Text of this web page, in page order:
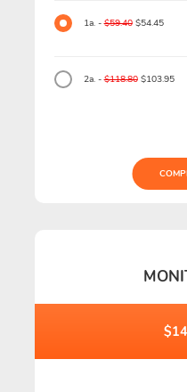
1a. -$59.40$54.45
2a. -$118.80$103.95